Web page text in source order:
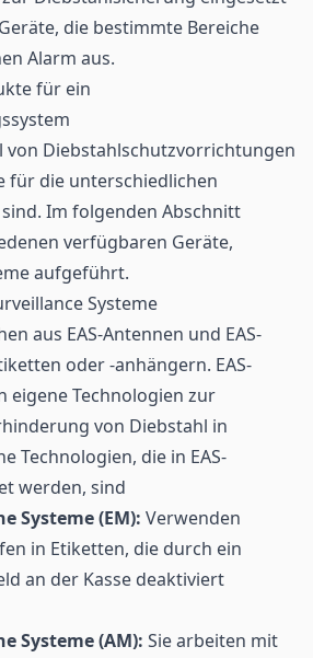
die bestimmte Bereiche
Alarm aus.
für ein
von Diebstahlschutzvorrichtungen
für die unterschiedlichen
Im folgenden Abschnitt
verfügbaren Geräte,
aufgeführt.
Systeme
aus EAS-Antennen und EAS-
oder -anhängern. EAS-
eigene Technologien zur
von Diebstahl in
Technologien, die in EAS-
werden, sind
Systeme (EM): Verwenden
in Etiketten, die durch ein
an der Kasse deaktiviert
Systeme (AM): Sie arbeiten mit